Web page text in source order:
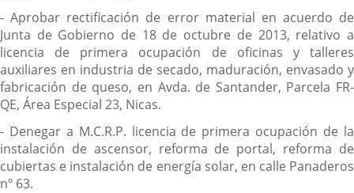
- Aprobar rectificación de error material en acuerdo de
Junta de Gobierno de 18 de octubre de 2013, relativo a
licencia de primera ocupación de oficinas y talleres
auxiliares en industria de secado, maduración, envasado y
fabricación de queso, en Avda. de Santander, Parcela FR-
QE, Área Especial 23, Nicas.
- Denegar a M.C.R.P. licencia de primera ocupación de la
instalación de ascensor, reforma de portal, reforma de
cubiertas e instalación de energía solar, en calle Panaderos
nº 63.